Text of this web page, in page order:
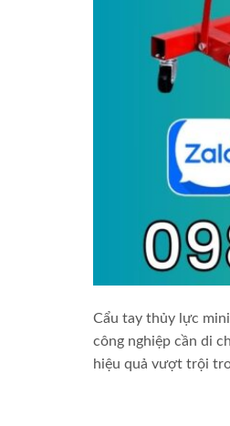
Cẩu tay thủy lực
công nghiệp cần di
hiệu quả vượt trội